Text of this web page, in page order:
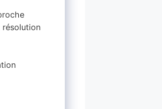
résolution